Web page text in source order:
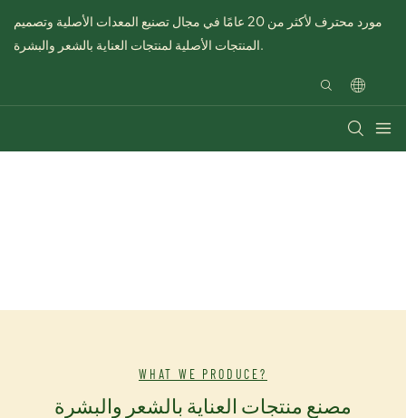
مورد محترف لأكثر من 20 عامًا في مجال تصنيع المعدات الأصلية وتصميم
المنتجات الأصلية لمنتجات العناية بالشعر والبشرة.
WHAT WE PRODUCE?
مصنع منتجات العناية بالشعر والبشرة